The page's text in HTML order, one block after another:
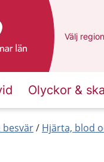
Du har
Välj en
region
Olyckor &
besvär Hjärta, blod